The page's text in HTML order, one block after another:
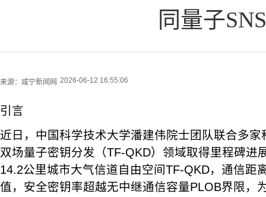
同量子
来源： 咸宁新闻网 2026-06-12 16:55:06
引言
近日，中国科学技术大学潘建伟院士团队联合多
双场量子密钥分发（TF-QKD）领域取得里程碑进
14.2公里城市大气信道自由空间TF-QKD，通信距
值，安全密钥率超越无中继通信容量PLOB界限，